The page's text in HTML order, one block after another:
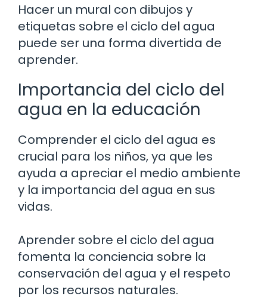
Hacer un mural con dibujos y
etiquetas sobre el ciclo del agua
puede ser una forma divertida de
aprender.
Importancia del ciclo del
agua en la educación
Comprender el ciclo del agua es
crucial para los niños, ya que les
ayuda a apreciar el medio ambiente
y la importancia del agua en sus
vidas.
Aprender sobre el ciclo del agua
fomenta la conciencia sobre la
conservación del agua y el respeto
por los recursos naturales.